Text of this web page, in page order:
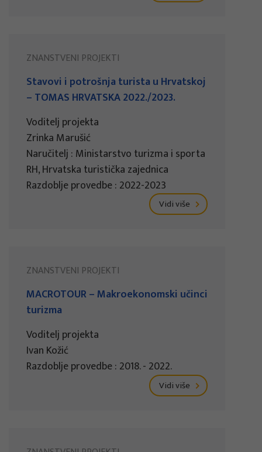
ZNANSTVENI PROJEKTI
Stavovi i potrošnja turista u Hrvatskoj
– TOMAS HRVATSKA 2022./2023.
Voditelj projekta
Zrinka Marušić
Naručitelj : Ministarstvo turizma i sporta
RH, Hrvatska turistička zajednica
Razdoblje provedbe : 2022-2023
Vidi više
ZNANSTVENI PROJEKTI
MACROTOUR – Makroekonomski učinci
turizma
Voditelj projekta
Ivan Kožić
Razdoblje provedbe : 2018. - 2022.
Vidi više